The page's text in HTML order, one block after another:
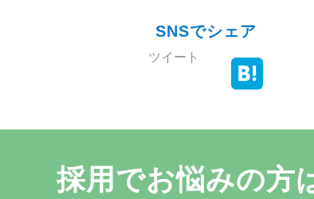
SNSでシェア
ツイート
採用でお悩みの方